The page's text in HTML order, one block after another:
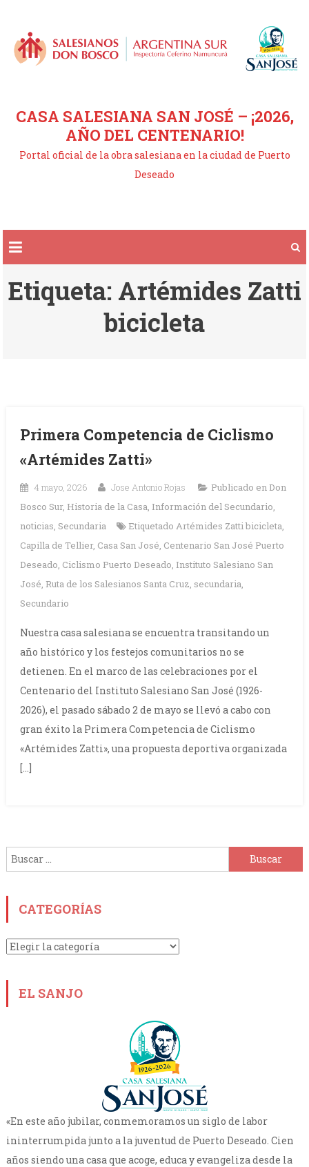
contenido
CASA SALESIANA SAN JOSÉ – ¡2026,
AÑO DEL CENTENARIO!
Portal oficial de la obra salesiana en la ciudad de Puerto
Deseado
Etiqueta: Artémides Zatti
bicicleta
Primera Competencia de Ciclismo
«Artémides Zatti»
4 mayo, 2026 Jose Antonio Rojas Publicado en Don
Bosco Sur, Historia de la Casa, Información del Secundario,
noticias, Secundaria Etiquetado Artémides Zatti bicicleta,
Capilla de Tellier, Casa San José, Centenario San José Puerto
Deseado, Ciclismo Puerto Deseado, Instituto Salesiano San
José, Ruta de los Salesianos Santa Cruz, secundaria,
Secundario
Nuestra casa salesiana se encuentra transitando un
año histórico y los festejos comunitarios no se
detienen. En el marco de las celebraciones por el
Centenario del Instituto Salesiano San José (1926-
2026), el pasado sábado 2 de mayo se llevó a cabo con
gran éxito la Primera Competencia de Ciclismo
«Artémides Zatti», una propuesta deportiva organizada
[…]
Buscar:
CATEGORÍAS
Categorías
EL SANJO
«En este año jubilar, conmemoramos un siglo de labor
ininterrumpida junto a la juventud de Puerto Deseado. Cien
años siendo una casa que acoge, educa y evangeliza desde la